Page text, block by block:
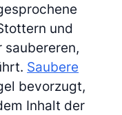
und
saubereren,
Saubere
bevorzugt,
Inhalt der